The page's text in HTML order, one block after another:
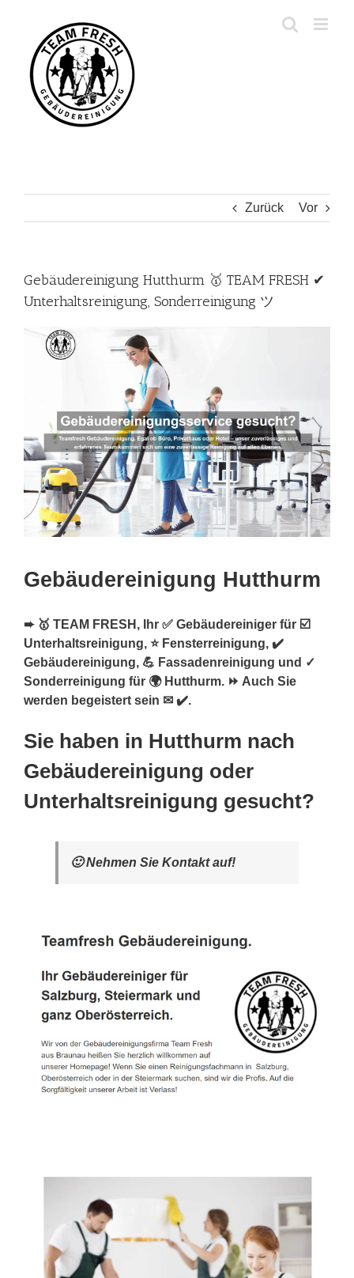
springen
Zurück Vor
Gebäudereinigung Hutthurm 🥇 TEAM FRESH ✔
Unterhaltsreinigung, Sonderreinigung ツ
Gebäudereinigung Hutthurm
➨ 🥇 TEAM FRESH, Ihr ✅ Gebäudereiniger für ☑️
Unterhaltsreinigung, ⭐ Fensterreinigung, ✔️
Gebäudereinigung, 💪 Fassadenreinigung und ✓
Sonderreinigung für 🌍 Hutthurm. ⏩ Auch Sie
werden begeistert sein ✉ ✔️.
Sie haben in Hutthurm nach
Gebäudereinigung oder
Unterhaltsreinigung gesucht?
🙂 Nehmen Sie Kontakt auf!